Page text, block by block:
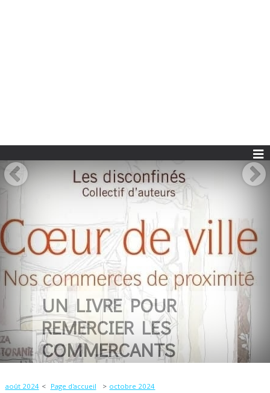
UN LIVRE POUR
REMERCIER LES
COMMERCANTS
août 2024 Page d'accueil octobre 2024